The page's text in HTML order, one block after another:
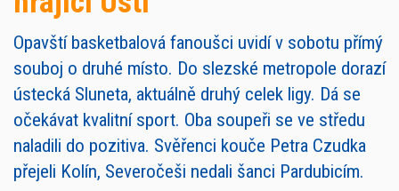
Opavští basketbalová fanoušci uvidí v sobotu přímý
souboj o druhé místo. Do slezské metropole dorazí
ústecká Sluneta, aktuálně druhý celek ligy. Dá se
očekávat kvalitní sport. Oba soupeři se ve středu
naladili do pozitiva. Svěřenci kouče Petra Czudka
přejeli Kolín, Severočeši nedali šanci Pardubicím.